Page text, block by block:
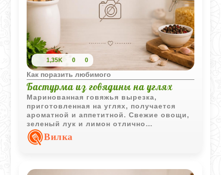
1,35K 0 0
Как поразить любимого
Бастурма из говядины на углях
Маринованная говяжья вырезка,
приготовленная на углях, получается
ароматной и аппетитной. Свежие овощи,
зеленый лук и лимон отлично
подчеркивают вкус жареного мяса.
Вилка